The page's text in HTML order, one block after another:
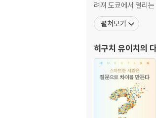
상을 정확히 파악하지
에필로그
려져 도쿄에서 열리
펼쳐보기
히구치 유이치 의